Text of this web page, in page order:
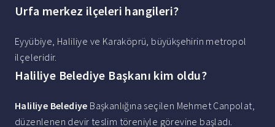
Urfa merkez ilçeleri hangileri?
Eyyübiye, Haliliye ve Karaköprü, büyükşehirin metropol
ilçeleridir.
Haliliye Belediye Başkanı kim oldu?
Haliliye Belediye Başkanlığına seçilen Mehmet Canpolat,
düzenlenen devir teslim töreniyle görevine başladı.